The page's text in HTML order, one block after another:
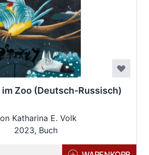
im Zoo (Deutsch-Russisch)
Katharina E. Volk
2023, Buch